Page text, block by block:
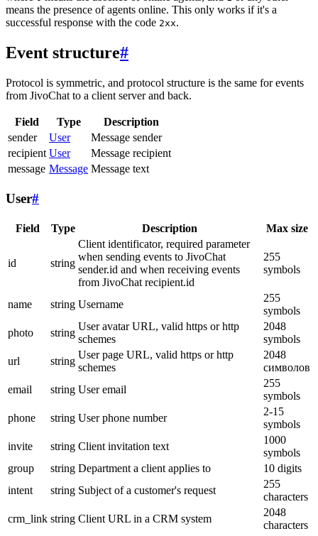
means the presence of agents online. This only works if it's a
successful response with the code 2xx.
Event structure#
Protocol is symmetric, and protocol structure is the same for events
from JivoChat to a client server and back.
Field Type
Description
sender
User
Message sender
recipient User
Message recipient
message Message Message text
User#
Field Type Description Max size
id string
Client identificator, required parameter
when sending events to JivoChat
sender.id and when receiving events
from JivoChat recipient.id
255
symbols
name string Username
255
symbols
photo
string
User avatar URL, valid https or http
schemes
2048
symbols
url
string
User page URL, valid https or http
schemes
2048
символов
email
string User email
255
symbols
phone
string User phone number
2-15
symbols
invite
string Client invitation text
1000
symbols
group
string Department a client applies to
10 digits
intent
string Subject of a customer's request
255
characters
crm_link string Client URL in a CRM system
2048
characters